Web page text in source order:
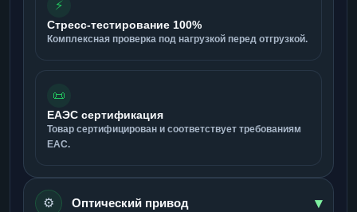
⚡
Стресс-тестирование 100%
Комплексная проверка под нагрузкой перед отгрузкой.
📜
ЕАЭС сертификация
Товар сертифицирован и соответствует требованиям
ЕАС.
⚙️ Оптический привод ▾